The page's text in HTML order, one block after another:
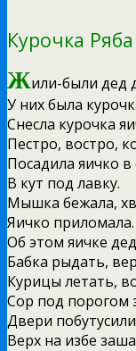
Курочка
Жили-были дед
У них была
Снесла курочка
Пестро, востро,
Посадила яичко
В кут под лавку.
Мышка бежала,
Яичко приломала.
Об этом яичке
Бабка рыдать,
Курицы летать,
Сор под порогом
Двери
Верх на избе